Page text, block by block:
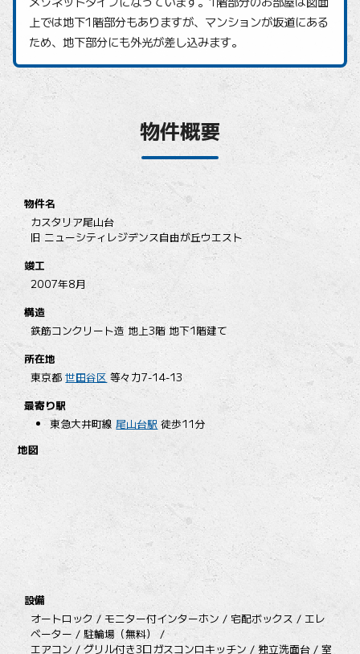
上では地下1階部分もありますが、マンションが坂道にある
ため、地下部分にも外光が差し込みます。
物件概要
物件名
カスタリア尾山台
旧 ニューシティレジデンス自由が丘ウエスト
竣工
2007年8月
構造
鉄筋コンクリート造 地上3階 地下1階建て
所在地
東京都世田谷区 等々力7-14-13
最寄り駅
東急大井町線 尾山台駅 徒歩11分
地図
設備
オートロック / モニター付インターホン / 宅配ボックス / エレ
ベーター / 駐輪場（無料） /
エアコン / グリル付き3口ガスコンロキッチン / 独立洗面台 / 室